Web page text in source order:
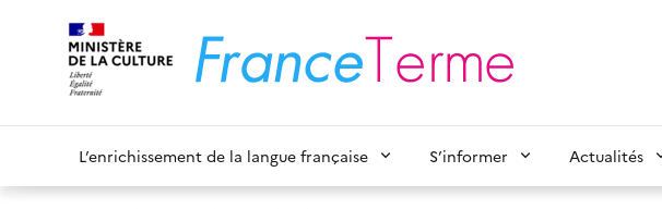
L’enrichissement de la langue française S’informer Actualités